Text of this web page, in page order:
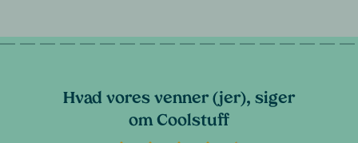
Hvad vores venner (jer), siger
om Coolstuff